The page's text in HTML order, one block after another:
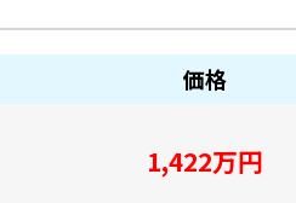
価格
1,422万円